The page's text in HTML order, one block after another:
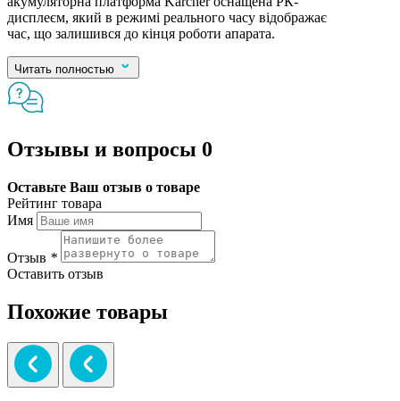
дисплеєм, який в режимі реального часу відображає
час, що залишився до кінця роботи апарата.
Читать полностью
Отзывы и вопросы 0
Оставьте Ваш отзыв о товаре
Рейтинг товара
Имя
Отзыв *
Оставить отзыв
Похожие товары